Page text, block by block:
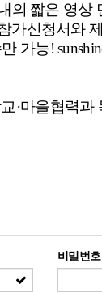
의 짧은 영상
가신청서와
만 가능!
·마을협력과
비밀번호